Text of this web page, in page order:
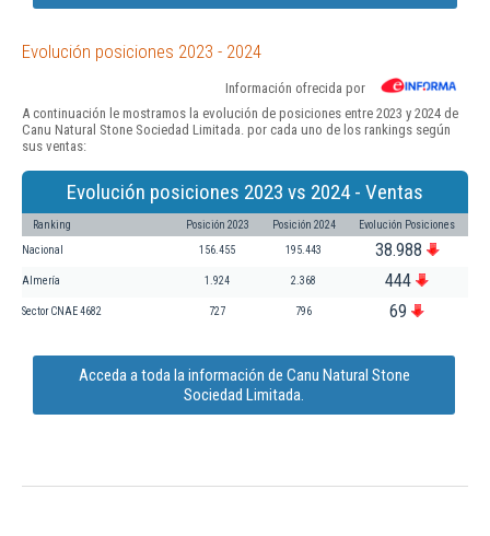
Evolución posiciones 2023 - 2024
Información ofrecida por
A continuación le mostramos la evolución de posiciones entre 2023 y 2024 de
Canu Natural Stone Sociedad Limitada. por cada uno de los rankings según
sus ventas:
Evolución posiciones 2023 vs 2024 - Ventas
Ranking Posición 2023 Posición 2024 Evolución Posiciones
Nacional 156.455 195.443 38.988
Almería 1.924 2.368 444
Sector CNAE 4682 727 796 69
Acceda a toda la información de Canu Natural Stone
Sociedad Limitada.